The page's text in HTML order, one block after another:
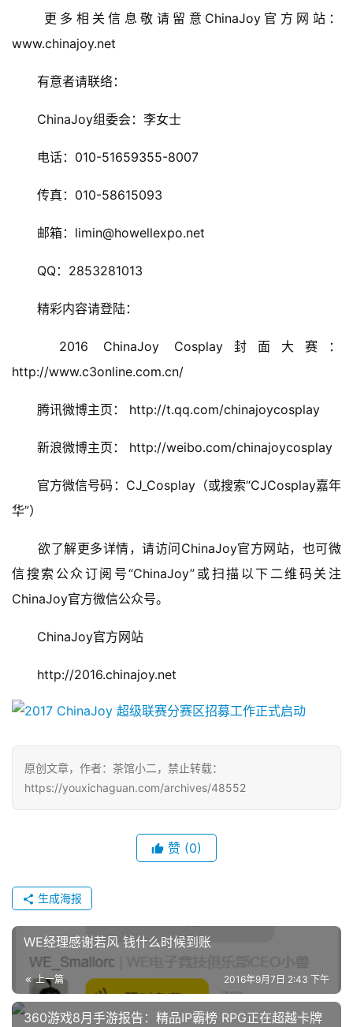
单
三
7
月
3
0
茶
对
会
上
文
中
国
)
更多相关信息敬请留意ChinaJoy官方网站：
www.chinajoy.net
有意者请联络：
ChinaJoy组委会：李女士
电话：010-51659355-8007
传真：010-58615093
邮箱：limin@howellexpo.net
QQ：2853281013
精彩内容请登陆：
2016 ChinaJoy Cosplay封面大赛：
http://www.c3online.com.cn/
腾讯微博主页： http://t.qq.com/chinajoycosplay
新浪微博主页： http://weibo.com/chinajoycosplay
官方微信号码：CJ_Cosplay（或搜索“CJCosplay嘉年
华”）
欲了解更多详情，请访问ChinaJoy官方网站，也可微
信搜索公众订阅号“ChinaJoy”或扫描以下二维码关注
ChinaJoy官方微信公众号。
ChinaJoy官方网站
http://2016.chinajoy.net
原创文章，作者：茶馆小二，禁止转载：
https://youxichaguan.com/archives/48552
赞 (0)
生成海报
WE经理感谢若风 钱什么时候到账
上一篇 2016年9月7日 2:43 下午
360游戏8月手游报告：精品IP霸榜 RPG正在超越卡牌